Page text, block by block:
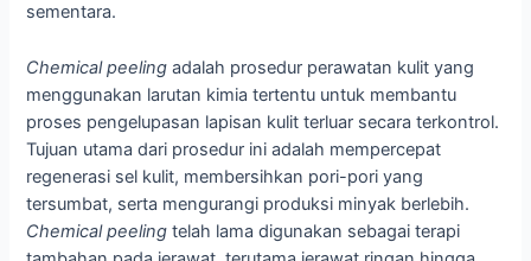
sementara.
Chemical peeling adalah prosedur perawatan kulit yang
menggunakan larutan kimia tertentu untuk membantu
proses pengelupasan lapisan kulit terluar secara terkontrol.
Tujuan utama dari prosedur ini adalah mempercepat
regenerasi sel kulit, membersihkan pori-pori yang
tersumbat, serta mengurangi produksi minyak berlebih.
Chemical peeling telah lama digunakan sebagai terapi